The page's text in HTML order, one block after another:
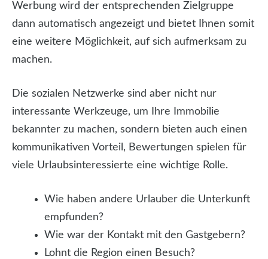
Werbung wird der entsprechenden Zielgruppe
dann automatisch angezeigt und bietet Ihnen somit
eine weitere Möglichkeit, auf sich aufmerksam zu
machen.
Die sozialen Netzwerke sind aber nicht nur
interessante Werkzeuge, um Ihre Immobilie
bekannter zu machen, sondern bieten auch einen
kommunikativen Vorteil, Bewertungen spielen für
viele Urlaubsinteressierte eine wichtige Rolle.
Wie haben andere Urlauber die Unterkunft
empfunden?
Wie war der Kontakt mit den Gastgebern?
Lohnt die Region einen Besuch?